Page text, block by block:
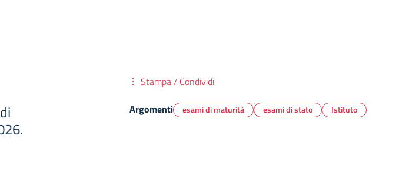
Stampa / Condividi
Argomenti
esami di maturità esami di stato Istituto